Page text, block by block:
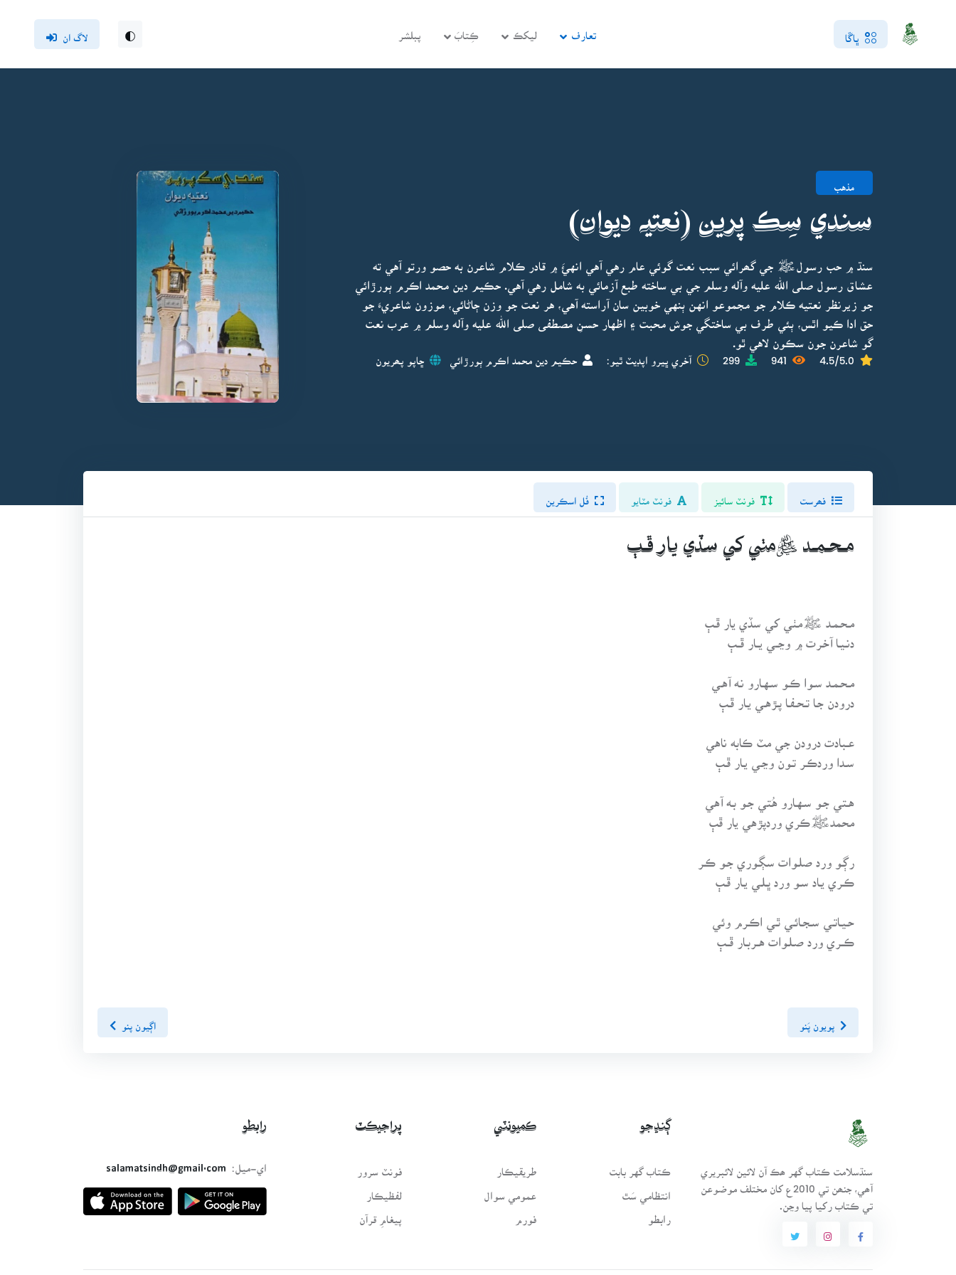
ڀاڱا تعارف ليکڪ ڪِتابَ پبلشر لاگ ان
مذهب
سندي سِڪ پرين (نعتيہ ديوان)
سنڌ ۾ حب رسولﷺ جي گھرائي سبب نعت گوئي عام رهي آهي انهئَ ۾ قادر ڪلام شاعرن به حصو ورتو آهي ته
عشاق رسول صلى الله عليه وآله وسلم جي بي ساخته طبع آزمائي به شامل رهي آهي. حڪيم دين محمد اڪرم ٻورڙائي
جو زيرنظر نعتيه ڪلام جو مجموعو انهن ٻنهي خوبين سان آراسته آهي، هر نعت جو وزن ڄاڻائي، موزون شاعريءَ جو
حق ادا ڪيو اٿس، ٻئي طرف بي ساختگي جوش محبت ۽ اظهار حسنِ مصطفى صلى الله عليه وآله وسلم ۾ عرب نعت
گو شاعرن جون سڪون لاهي ٿو.
4.5/5.0
941
299 آخري ڀيرو اپڊيٽ ٿيو: حڪيم دين محمد اڪرم ٻورڙائي ڇاپو پھريون
فونٽ سائيز فونٽ مٽايو فُل اسڪرين
مـحـمـد ﷺمٺي کي سڏي يار ڦـٻ
مـحـمـد ﷺمٺي کي سڏي يار ڦـٻ
دنـيـا آخـرت ۾ وڃــي يــار ڦــٻ
مـحـمـد سـوا ڪـو سـهـارو نـه آهـي
درودن جـا تـحـفـا پـڙهـي يـار ڦـٻ
عـبادت درودن جي مٽ ڪابه ناهي
سـدا وردڪـر تـون وڃـي يـار ڦـٻ
هـتي جـو سـهـارو هُتي جـو بـه آهي
محمدﷺڪري وردپڙهي يار ڦٻ
رڳـو ورد صلـوات سڳـوري جـو ڪـر
ڪـري يـاد سـو ورد ڀـلـي يـار ڦـٻ
حـيـاتـي سـجـائـي ٿـي اڪـرم وئي
ڪــري ورد صـلـوات هــربـار ڦــٻ
پويون پَنو اڳيون پنو
سنڌسلامت ڪتاب گهر ھڪ آن لائين لائبريري
آھي، جنھن تي 2010ع کان مختلف موضوعن
تي ڪتاب رکيا پيا وڃن.
ڳنڍجو
ڪتاب گهر بابت
انتظامي سَٿ
رابطو
ڪميونٽي
طريقيڪار
عمومي سوال
فورم
پراجيڪٽ
فونٽ سرور
لفظيڪار
پيغامِ قرآن
رابطو
اي-ميل:
salamatsindh@gmail.com